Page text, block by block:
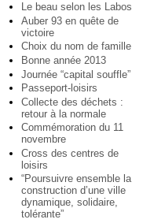
Le beau selon les Labos
Auber 93 en quête de
victoire
Choix du nom de famille
Bonne année 2013
Journée “capital souffle”
Passeport-loisirs
Collecte des déchets :
retour à la normale
Commémoration du 11
novembre
Cross des centres de
loisirs
“Poursuivre ensemble la
construction d’une ville
dynamique, solidaire,
tolérante”